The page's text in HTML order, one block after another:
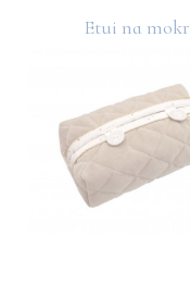
Etui na